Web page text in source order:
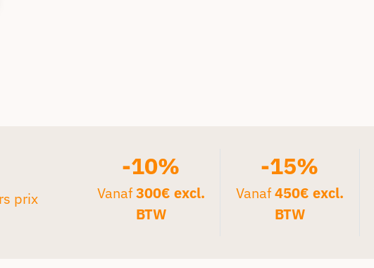
prix
-10%
Vanaf300€ excl.
BTW
-15%
Vanaf450€ excl.
BTW